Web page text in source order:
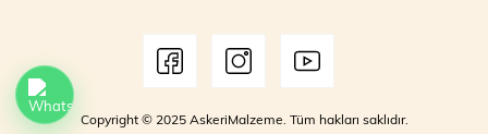
Copyright © 2025 AskeriMalzeme. Tüm hakları saklıdır.